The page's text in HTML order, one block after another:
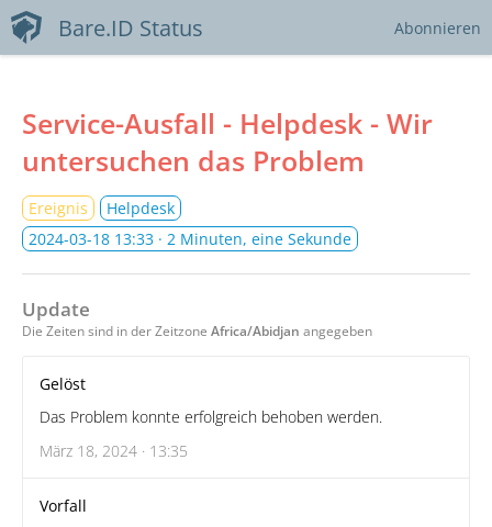
Bare.ID Status Abonnieren
Service-Ausfall - Helpdesk - Wir
untersuchen das Problem
Ereignis
Helpdesk
2024-03-18 13:33 · 2 Minuten, eine Sekunde
Update
Die Zeiten sind in der Zeitzone Africa/Abidjan angegeben
Gelöst
Das Problem konnte erfolgreich behoben werden.
März 18, 2024 · 13:35
Vorfall